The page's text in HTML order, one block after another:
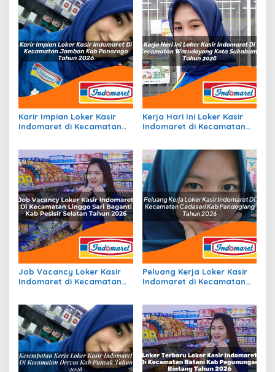
Karir Impian Loker Kasir
Indomaret di Kecamatan
Kerja Hari Ini Loker Kasir
Indomaret di Kecamatan
Job Vacancy Loker Kasir
Indomaret di Kecamatan
Peluang Kerja Loker Kasir
Indomaret di Kecamatan